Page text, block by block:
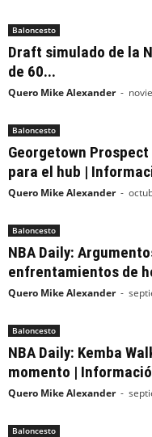
Baloncesto
Draft simulado de la
de 60...
Quero Mike Alexander -
Baloncesto
Georgetown
para el hub |
Quero Mike Alexander -
Baloncesto
NBA Daily:
enfrentamientos de
Quero Mike Alexander -
Baloncesto
NBA Daily: Kemba
momento |
Quero Mike Alexander -
Baloncesto